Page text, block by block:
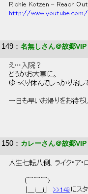
Richie Kotzen - Reach
http://www.youtube.com/
149 ： 名無しさん＠故郷VIP
え…入院？
どうかお大事に。
ゆっくり休んでしっかり治し
一日も早いお帰りをお待
150 ： カレーさん＠故郷VIP
人生七転八倒、ライク・ア・
（⌒⌒⌒)
|＿i＿i_| >>149 にス